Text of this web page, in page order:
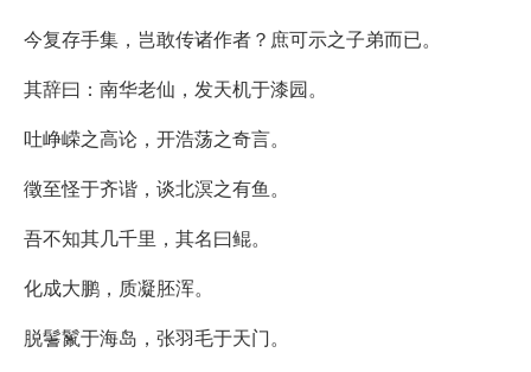
今复存手集，岂敢传诸作者？庶可示之子弟而已。
其辞曰：南华老仙，发天机于漆园。
吐峥嵘之高论，开浩荡之奇言。
徵至怪于齐谐，谈北溟之有鱼。
吾不知其几千里，其名曰鲲。
化成大鹏，质凝胚浑。
脱鬐鬣于海岛，张羽毛于天门。